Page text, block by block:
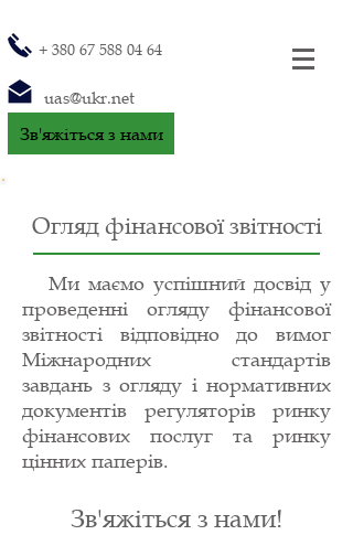
+ 380 67 588 04 64
uas@ukr.net
Зв'яжіться з нами
Огляд фінансової звітності
Ми маємо успішний досвід у
проведенні огляду фінансової
звітності відповідно до вимог
Міжнародних стандартів
завдань з огляду і нормативних
документів регуляторів ринку
фінансових послуг та ринку
цінних паперів.
Зв'яжіться з нами!